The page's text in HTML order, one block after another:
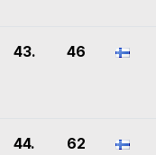
43. 46
44. 62